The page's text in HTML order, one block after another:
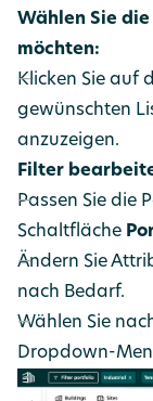
Wählen Sie
möchten:
Klicken Sie auf
gewünschten
anzuzeigen.
Filter
Passen Sie die
Schaltfläche
Ändern Sie
nach Bedarf.
Wählen Sie
Dropdown-